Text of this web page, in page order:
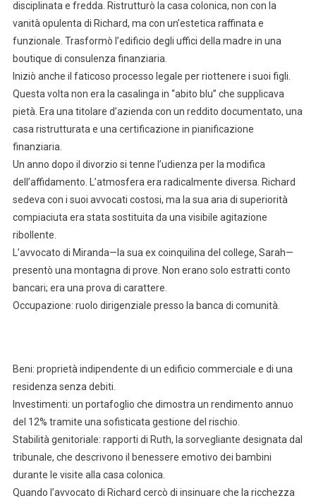
disciplinata e fredda. Ristrutturò la casa colonica, non con la
vanità opulenta di Richard, ma con un’estetica raffinata e
funzionale. Trasformò l’edificio degli uffici della madre in una
boutique di consulenza finanziaria.
Iniziò anche il faticoso processo legale per riottenere i suoi figli.
Questa volta non era la casalinga in “abito blu” che supplicava
pietà. Era una titolare d’azienda con un reddito documentato, una
casa ristrutturata e una certificazione in pianificazione
finanziaria.
Un anno dopo il divorzio si tenne l’udienza per la modifica
dell’affidamento. L’atmosfera era radicalmente diversa. Richard
sedeva con i suoi avvocati costosi, ma la sua aria di superiorità
compiaciuta era stata sostituita da una visibile agitazione
ribollente.
L’avvocato di Miranda—la sua ex coinquilina del college, Sarah—
presentò una montagna di prove. Non erano solo estratti conto
bancari; era una prova di carattere.
Occupazione: ruolo dirigenziale presso la banca di comunità.
Beni: proprietà indipendente di un edificio commerciale e di una
residenza senza debiti.
Investimenti: un portafoglio che dimostra un rendimento annuo
del 12% tramite una sofisticata gestione del rischio.
Stabilità genitoriale: rapporti di Ruth, la sorvegliante designata dal
tribunale, che descrivono il benessere emotivo dei bambini
durante le visite alla casa colonica.
Quando l’avvocato di Richard cercò di insinuare che la ricchezza